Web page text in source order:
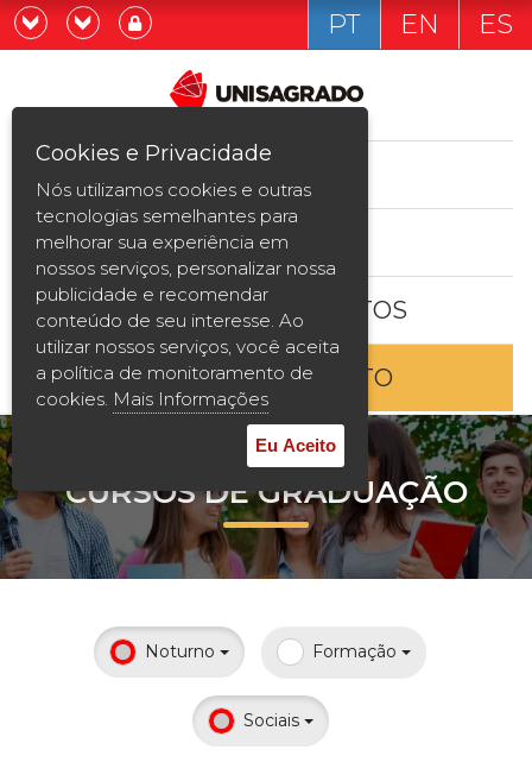
Graduação
Pós-graduação e MBA
Curta Duração
Vestibular
2ª Graduação
Transferência
Reingresso
Prouni
Desconto de pontualidade
Já sou estudande
Quero ser estudante
PT EN ES
ESTUDE AQUI
BOLSAS E DESCONTOS
ENTRE EM CONTATO
CURSOS DE GRADUAÇÃO
Noturno Formação
Sociais
Cookies e Privacidade
Nós utilizamos cookies e outras
tecnologias semelhantes para
melhorar sua experiência em
nossos serviços, personalizar nossa
publicidade e recomendar
conteúdo de seu interesse. Ao
utilizar nossos serviços, você aceita
a política de monitoramento de
cookies. Mais Informações
Eu Aceito